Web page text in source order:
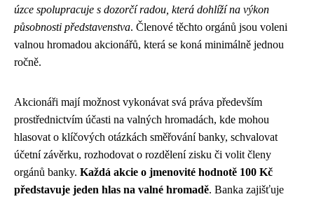
úzce spolupracuje s dozorčí radou, která dohlíží na výkon
působnosti představenstva. Členové těchto orgánů jsou voleni
valnou hromadou akcionářů, která se koná minimálně jednou
ročně.
Akcionáři mají možnost vykonávat svá práva především
prostřednictvím účasti na valných hromadách, kde mohou
hlasovat o klíčových otázkách směřování banky, schvalovat
účetní závěrku, rozhodovat o rozdělení zisku či volit členy
orgánů banky. Každá akcie o jmenovité hodnotě 100 Kč
představuje jeden hlas na valné hromadě. Banka zajišťuje